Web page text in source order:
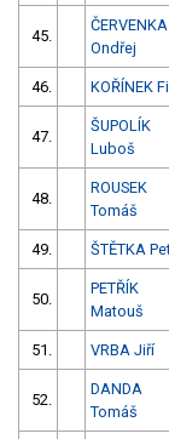
45.
ČERVENKA
Ondřej
46. KOŘÍNEK
47.
ŠUPOLÍK
Luboš
48.
ROUSEK
Tomáš
49. ŠTĚTKA
50.
PETŘÍK
Matouš
51. VRBA Jiří
52.
DANDA
Tomáš